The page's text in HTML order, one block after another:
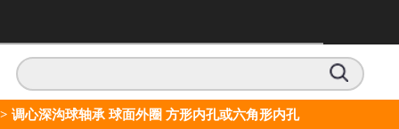
> 调心深沟球轴承 球面外圈 方形内孔或六角形内孔